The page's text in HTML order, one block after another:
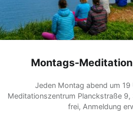
Montags-
Jeden Montag abend um 19
Meditationszentrum Planckstraße
frei, Anmeldung